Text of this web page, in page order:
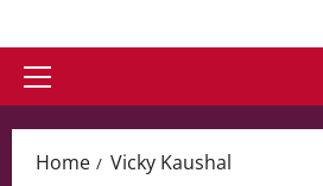
to
contentPrimary
Home Vicky Kaushal